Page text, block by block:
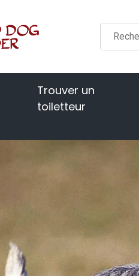
Trouver un
toiletteur